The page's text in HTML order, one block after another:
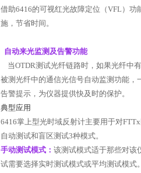
借助6416的可视红光故障定位（VFL ）功
施，节省时间。
自动来光监测及告警功能
当OTDR测试光纤链路时，如果光纤中
被测光纤中的通信光信号自动监测功能，
告警提示，为仪器提供快及时的保护。
典型应用
6416掌上型光时域反射计主要用于对FTTx
自动测试和盲区测试3种模式。
手动测试模式： 该测试模式适于那些对该
试需要选择实时测试模式或平均测试模式。